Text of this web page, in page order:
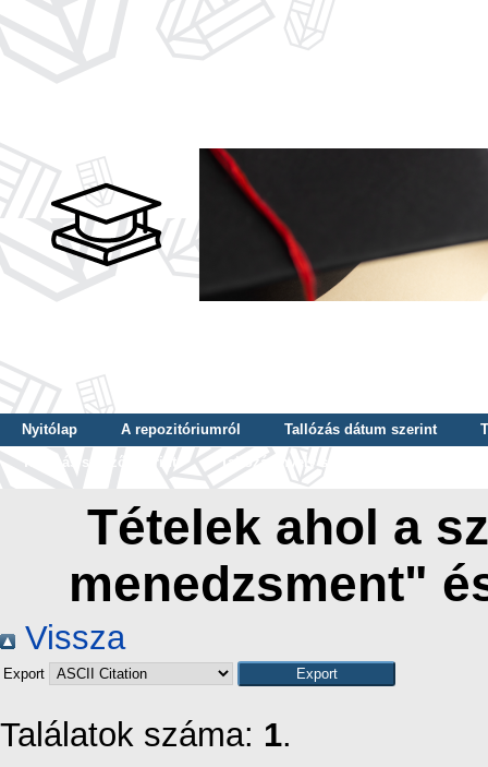
Nyitólap A repozitóriumról Tallózás dátum szerint
Tallózás szerző szerint
Tallózás nyelv szerint
Tételek ahol a
menedzsment"
Vissza
Export
Találatok száma: 1.